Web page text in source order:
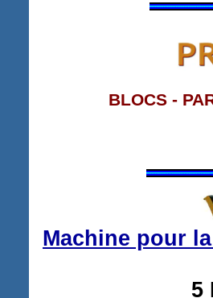
BLOCS -
Machine pour
5